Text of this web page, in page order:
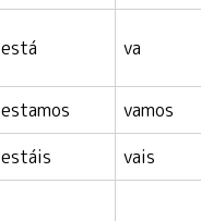
está va
estamos
vamos
estáis
vais